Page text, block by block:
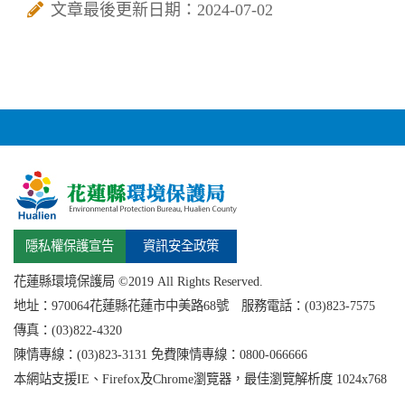
文章最後更新日期：2024-07-02
隱私權保護宣告 資訊安全政策
花蓮縣環境保護局 ©2019 All Rights Reserved.
地址： 970064花蓮縣花蓮市中美路68號 服務電話：(03)823-7575
傳真：(03)822-4320
陳情專線：(03)823-3131 免費陳情專線：0800-066666
本網站支援IE、Firefox及Chrome瀏覽器，最佳瀏覽解析度 1024x768